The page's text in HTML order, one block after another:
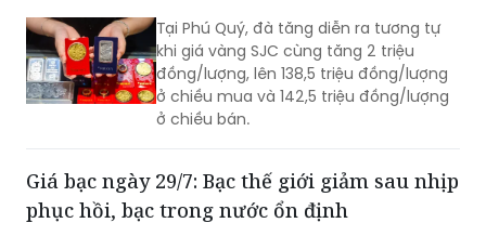
Tại Phú Quý, đà tăng diễn ra tương tự
khi giá vàng SJC cùng tăng 2 triệu
đồng/lượng, lên 138,5 triệu đồng/lượng
ở chiều mua và 142,5 triệu đồng/lượng
ở chiều bán.
Giá bạc ngày 29/7: Bạc thế giới giảm sau nhịp
phục hồi, bạc trong nước ổn định